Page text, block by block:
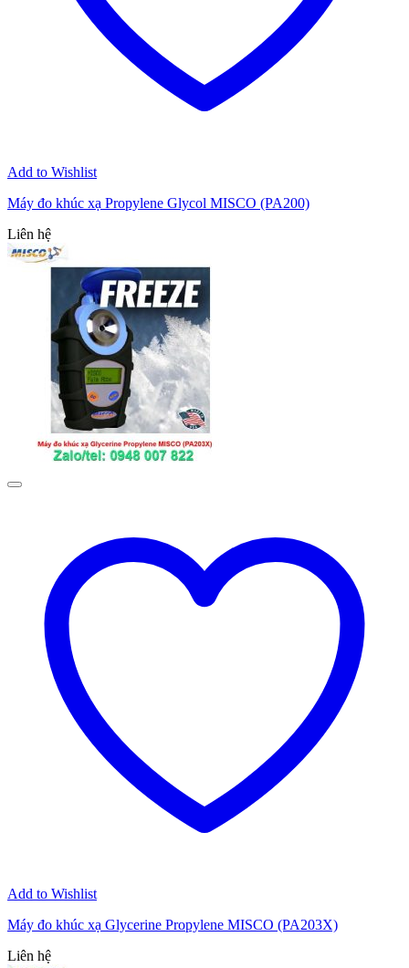
Add to Wishlist
Máy đo khúc xạ Propylene Glycol MISCO (PA200)
Liên hệ
Add to Wishlist
Máy đo khúc xạ Glycerine Propylene MISCO (PA203X)
Liên hệ